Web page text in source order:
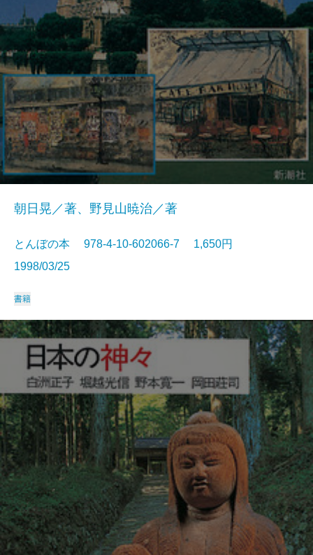
朝日晃／著、野見山暁治／著
とんぼの本 978-4-10-602066-7 1,650円
1998/03/25
書籍